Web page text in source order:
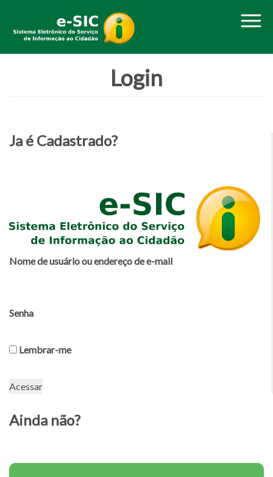
Login
Ja é Cadastrado?
Nome de usuário ou endereço de e-mail
Senha
Lembrar-me
Ainda não?